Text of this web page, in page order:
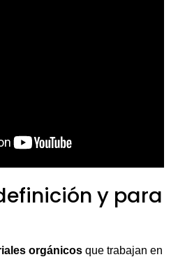
y para
orgánicos que trabajan en